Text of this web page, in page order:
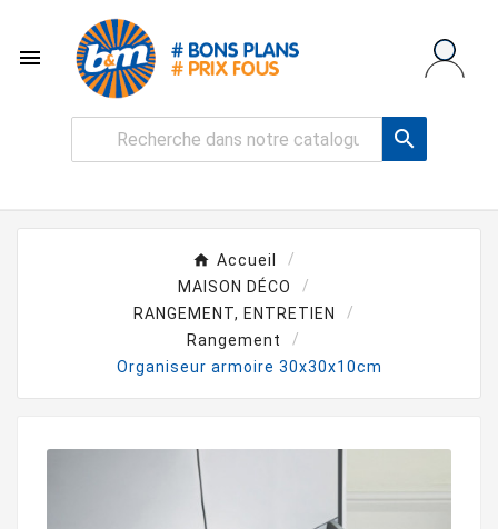


Accueil
MAISON DÉCO
RANGEMENT, ENTRETIEN
Rangement
Organiseur armoire 30x30x10cm